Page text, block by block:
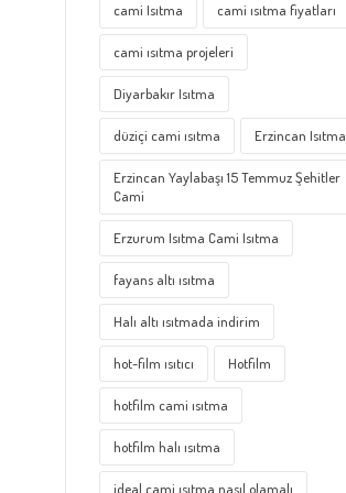
cami Isıtma cami ısıtma fiyatları
cami ısıtma projeleri
Diyarbakır Isıtma
düziçi cami ısıtma Erzincan Isıtma
Erzincan Yaylabaşı 15 Temmuz Şehitler
Cami
Erzurum Isıtma Cami Isıtma
fayans altı ısıtma
Halı altı ısıtmada indirim
hot-film ısıtıcı Hotfilm
hotfilm cami ısıtma
hotfilm halı ısıtma
ideal cami ısıtma nasıl olamalı